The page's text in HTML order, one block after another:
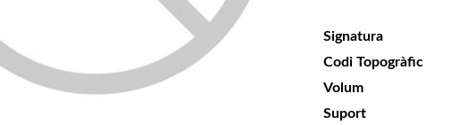
Signatura
Codi Topogràfic
Volum
Suport